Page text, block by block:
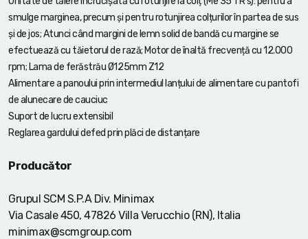
smulge marginea, precum și pentru rotunjirea colțurilor în partea de sus
și de jos; Atunci când margini de lemn solid de bandă cu margine se
efectuează cu tăietorul de rază; Motor de înaltă frecvență cu 12.000
rpm; Lama de ferăstrău Ø125mm Z12
Alimentare a panoului prin intermediul lanțului de alimentare cu pantofi
de alunecare de cauciuc
Suport de lucru extensibil
Reglarea gardului defed prin plăci de distanțare
Producător
Grupul SCM S.P.A Div. Minimax
Via Casale 450, 47826 Villa Verucchio (RN), Italia
minimax@scmgroup.com